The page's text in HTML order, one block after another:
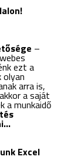
–
ezt a
arra is,
a saját
a munkaidő
Excel